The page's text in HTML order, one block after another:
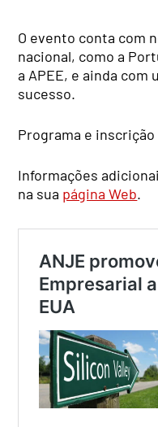
O evento conta com
nacional, como a
a APEE, e ainda com
sucesso.
Programa e
Informações
na sua página Web.